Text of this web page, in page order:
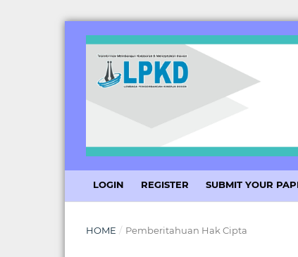
LOGIN REGISTER SUBMIT YOUR
HOME / Pemberitahuan Hak Cipta